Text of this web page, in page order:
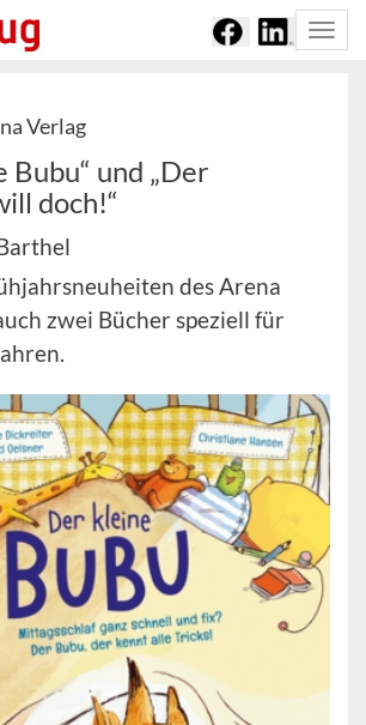
Verlag
Bubu“ und „Der
doch!“
des Arena
zwei Bücher speziell für